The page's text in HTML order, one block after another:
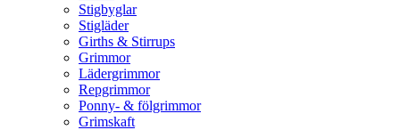
Stigbyglar
Stigläder
Girths & Stirrups
Grimmor
Lädergrimmor
Repgrimmor
Ponny- & fölgrimmor
Grimskaft